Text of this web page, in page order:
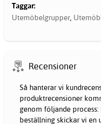
Taggar:
Utemöbelgrupper
Recensioner
Så hanterar vi
produktrecensioner
genom följande
beställning skickar vi en